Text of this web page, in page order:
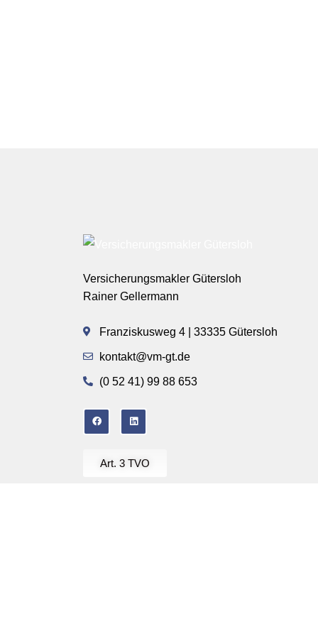
Versicherungsmakler Gütersloh
Rainer Gellermann
Franziskusweg 4 | 33335 Gütersloh
kontakt@vm-gt.de
(0 52 41) 99 88 653
Art. 3 TVO